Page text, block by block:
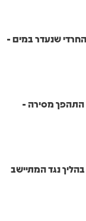
החרדי שנעדר במים -
התהפך מסירה -
נגד המתיישב